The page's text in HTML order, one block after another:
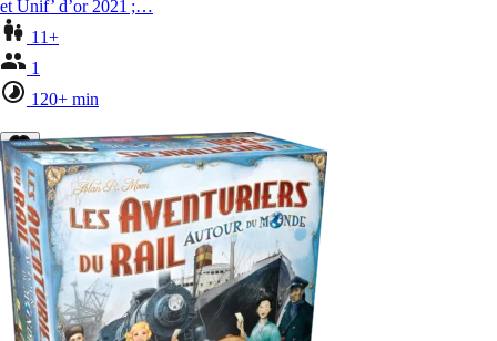
et Unif’ d’or 2021 ;…
11+
1
120+ min